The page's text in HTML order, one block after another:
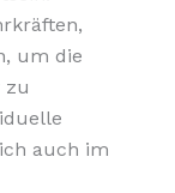
um die
zu
auch im